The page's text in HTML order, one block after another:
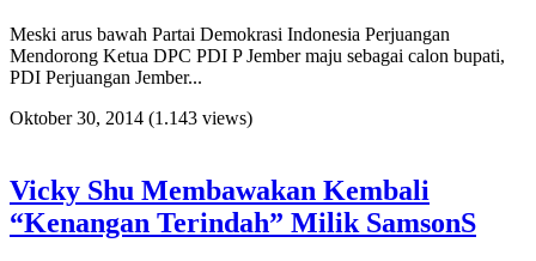
Meski arus bawah Partai Demokrasi Indonesia Perjuangan
Mendorong Ketua DPC PDI P Jember maju sebagai calon bupati,
PDI Perjuangan Jember...
Oktober 30, 2014 (1.143 views)
Vicky Shu Membawakan Kembali
“Kenangan Terindah” Milik SamsonS